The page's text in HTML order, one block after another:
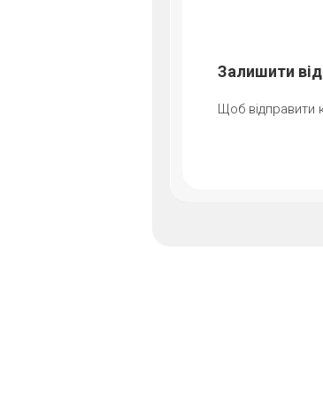
Залишити
Щоб відправити